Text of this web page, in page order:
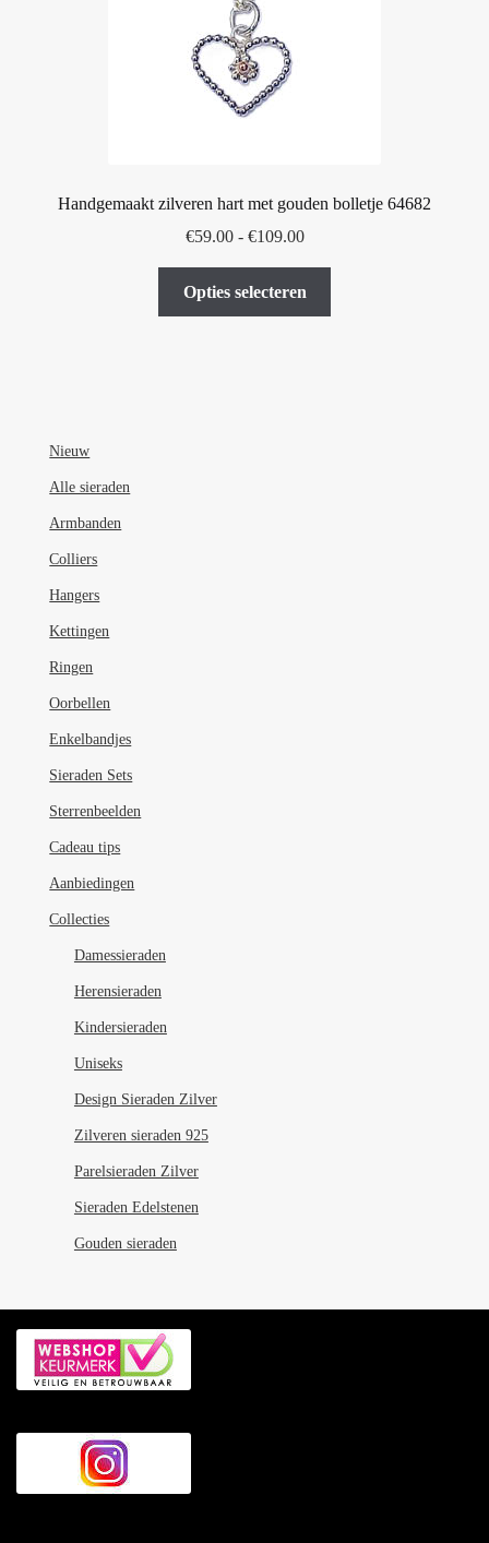
Handgemaakt zilveren hart met gouden bolletje 64682
€59.00 - €109.00Prijsklasse:
€59.00
tot
€109.00
Opties selecteren
Nieuw
Alle sieraden
Armbanden
Colliers
Hangers
Kettingen
Ringen
Oorbellen
Enkelbandjes
Sieraden Sets
Sterrenbeelden
Cadeau tips
Aanbiedingen
Collecties
Damessieraden
Herensieraden
Kindersieraden
Uniseks
Design Sieraden Zilver
Zilveren sieraden 925
Parelsieraden Zilver
Sieraden Edelstenen
Gouden sieraden